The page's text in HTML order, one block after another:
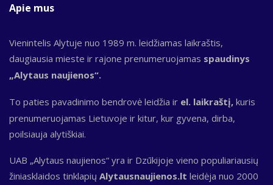
Apie mus
Vienintelis Alytuje nuo 1989 m. leidžiamas laikraštis,
daugiausia mieste ir rajone prenumeruojamas spaudinys
„Alytaus naujienos“.
To paties pavadinimo bendrovė leidžia ir el. laikraštį, kuris
prenumeruojamas Lietuvoje ir kitur, kur gyvena, dirba,
poilsiauja alytiškiai.
UAB „Alytaus naujienos“ yra ir Dzūkijoje vieno populiariausių
žiniasklaidos tinklapių Alytausnaujienos.lt leidėja nuo 2000